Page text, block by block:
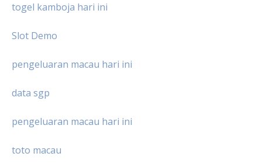
togel kamboja hari ini
Slot Demo
pengeluaran macau hari ini
data sgp
pengeluaran macau hari ini
toto macau